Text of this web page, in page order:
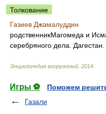
Толкование
Газиев Джамалуддин
родственникМагомеда и
серебряного дела.
Энциклопедия вооружений 2014
Игры ⚽
Поможем
Газали